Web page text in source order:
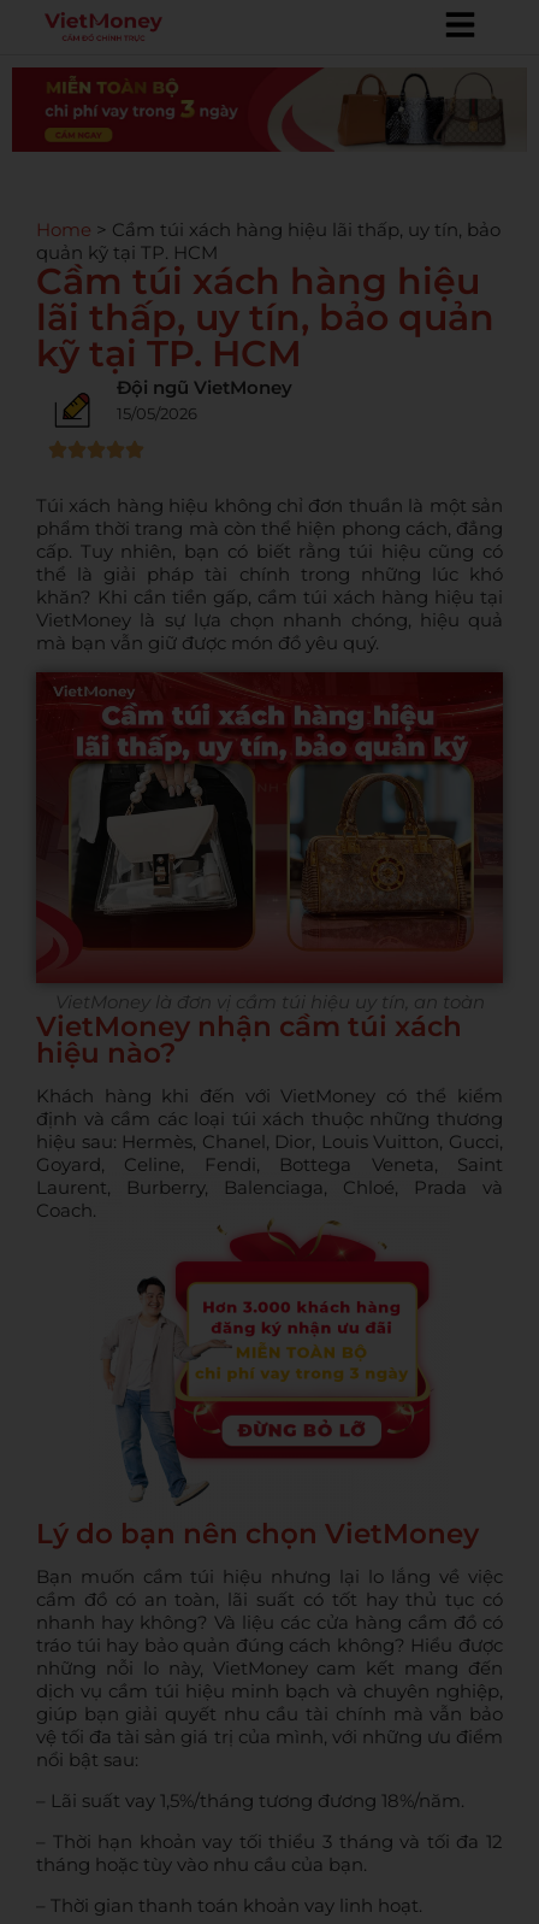
Home > Cầm túi xách hàng hiệu lãi thấp, uy tín, bảo
quản kỹ tại TP. HCM
Cầm túi xách hàng hiệu
lãi thấp, uy tín, bảo quản
kỹ tại TP. HCM
Đội ngũ VietMoney
15/05/2026
Túi xách hàng hiệu không chỉ đơn thuần là một sản
phẩm thời trang mà còn thể hiện phong cách, đẳng
cấp. Tuy nhiên, bạn có biết rằng túi hiệu cũng có
thể là giải pháp tài chính trong những lúc khó
khăn? Khi cần tiền gấp, cầm túi xách hàng hiệu tại
VietMoney là sự lựa chọn nhanh chóng, hiệu quả
mà bạn vẫn giữ được món đồ yêu quý.
VietMoney là đơn vị cầm túi hiệu uy tín, an toàn
VietMoney nhận cầm túi xách
hiệu nào?
Khách hàng khi đến với VietMoney có thể kiểm
định và cầm các loại túi xách thuộc những thương
hiệu sau: Hermès, Chanel, Dior, Louis Vuitton, Gucci,
Goyard, Celine, Fendi, Bottega Veneta, Saint
Laurent, Burberry, Balenciaga, Chloé, Prada và
Coach.
Lý do bạn nên chọn VietMoney
Bạn muốn cầm túi hiệu nhưng lại lo lắng về việc
cầm đồ có an toàn, lãi suất có tốt hay thủ tục có
nhanh hay không? Và liệu các cửa hàng cầm đồ có
tráo túi hay bảo quản đúng cách không? Hiểu được
những nỗi lo này, VietMoney cam kết mang đến
dịch vụ cầm túi hiệu minh bạch và chuyên nghiệp,
giúp bạn giải quyết nhu cầu tài chính mà vẫn bảo
vệ tối đa tài sản giá trị của mình, với những ưu điểm
nổi bật sau:
– Lãi suất vay 1,5%/tháng tương đương 18%/năm.
– Thời hạn khoản vay tối thiểu 3 tháng và tối đa 12
tháng hoặc tùy vào nhu cầu của bạn.
– Thời gian thanh toán khoản vay linh hoạt.